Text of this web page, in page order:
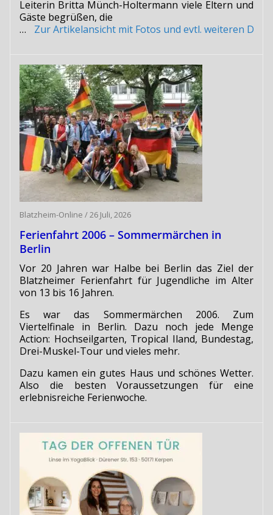
Leiterin Britta Münch-Holtermann viele Eltern und
Gäste begrüßen, die
…Zur Artikelansicht mit Fotos und evtl. weiteren
Blatzheim-Online /26 Juli, 2026
Ferienfahrt 2006 – Sommermärchen in
Berlin
Vor 20 Jahren war Halbe bei Berlin das Ziel der
Blatzheimer Ferienfahrt für Jugendliche im Alter
von 13 bis 16 Jahren.
Es war das Sommermärchen 2006. Zum
Viertelfinale in Berlin. Dazu noch jede Menge
Action: Hochseilgarten, Tropical Iland, Bundestag,
Drei-Muskel-Tour und vieles mehr.
Dazu kamen ein gutes Haus und schönes Wetter.
Also die besten Voraussetzungen für eine
erlebnisreiche Ferienwoche.